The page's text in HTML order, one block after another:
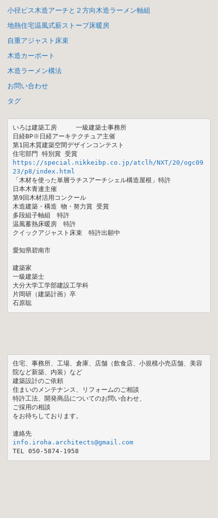
小径ビス木造アーチと２方向木造ラーメン軸組
地熱住宅温風式薪ストーブ床暖房
自重アジャスト床束
木造カーポート
木造ラーメン構法
お問い合わせ
タグ
いろは建築工房　　　一級建築士事務所
日経BP※日経アーキテクチュア主催
第1回木質建築空間デザインコンテスト
https://special.nikkeibp.co.jp/atclh/NXT/20/ogc09
23/p8/index.html
「木材を使った単層ラチスアーチシェル構造屋根」特許
日本木青連主催
第9回木材活用コンクール
木造建築・構造 物・努力賞 受賞
多段組子軸組　特許
温風蓄熱床暖房　特許
クイックアジャスト床束　特許出願中
愛知県碧南市
建築家
一級建築士
大分大学工学部建設工学科
片岡研（建築計画）卒
石原聡
住宅、事務所、工場、倉庫、店舗（飲食店、小規模小売店舗、美容
院など新築、内装）など
建築設計のご依頼
住まいのメンテナンス、リフォームのご相談
特許工法、開発商品についてのお問い合わせ、
ご採用の相談
をお待ちしております。
連絡先
info.iroha.architects@gmail.com
TEL 050-5874-1958